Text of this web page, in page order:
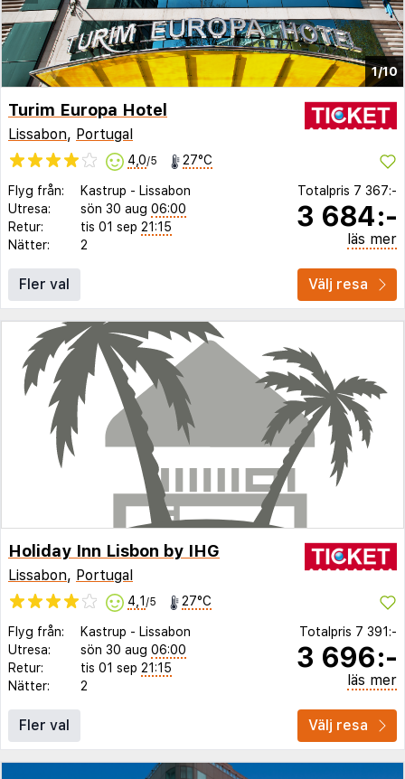
1/10
Turim Europa Hotel
Lissabon, Portugal
4,0/5 27°C
Flyg från: Kastrup - Lissabon
Utresa:
sön 30 aug 06:00
Retur:
tis 01 sep 21:15
Nätter:
2
Totalpris 7 367:-
3 684:-
läs mer
Fler val Välj resa
Holiday Inn Lisbon by IHG
Lissabon, Portugal
4,1 /5 27°C
Flyg från: Kastrup - Lissabon
Utresa:
sön 30 aug 06:00
Retur:
tis 01 sep 21:15
Nätter:
2
Totalpris 7 391:-
3 696:-
läs mer
Fler val Välj resa